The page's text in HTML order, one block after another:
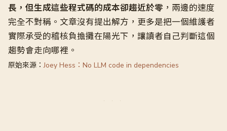
長，但生成這些程式碼的成本卻趨近於零 ，兩邊的速度
完全不對稱。文章沒有提出解方，更多是把一個維護者
實際承受的稽核負擔攤在陽光下，讓讀者自己判斷這個
趨勢會走向哪裡。
原始來源：Joey Hess：No LLM code in dependencies